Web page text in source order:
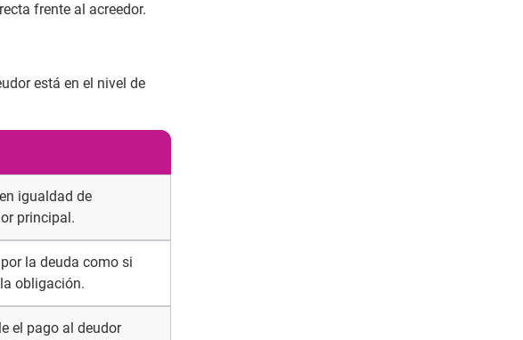
frente al acreedor.
está en el nivel de
igualdad de
principal.
la deuda como si
obligación.
el pago al deudor